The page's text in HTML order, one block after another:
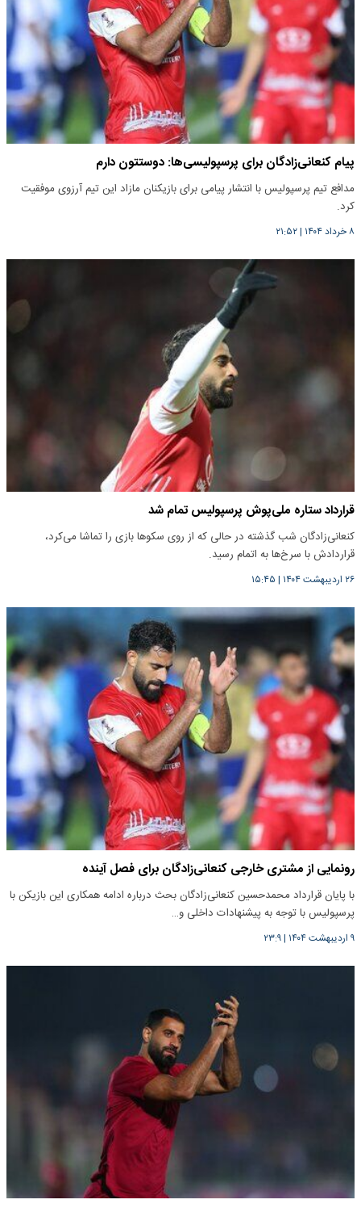
پیام کنعانی‌زادگان برای پرسپولیسی‌ها: دوستتون دارم
مدافع تیم پرسپولیس با انتشار پیامی برای بازیکنان مازاد این تیم آرزوی موفقیت
کرد.
۸ خرداد ۱۴۰۴ |۲۱:۵۲
قرارداد ستاره‌ ملی‎‌پوش پرسپولیس تمام شد
کنعانی‌زادگان شب گذشته در حالی که از روی سکوها بازی را تماشا می‌کرد،
قراردادش با سرخ‌ها به اتمام رسید.
۲۶ اردیبهشت ۱۴۰۴ | ۱۵:۴۵
رونمایی از مشتری خارجی کنعانی‌زادگان برای فصل آینده
با پایان قرارداد محمدحسین کنعانی‌زادگان بحث درباره ادامه همکاری این بازیکن با
پرسپولیس با توجه به پیشنهادات داخلی و…
۹ اردیبهشت ۱۴۰۴ |۲۳:۹